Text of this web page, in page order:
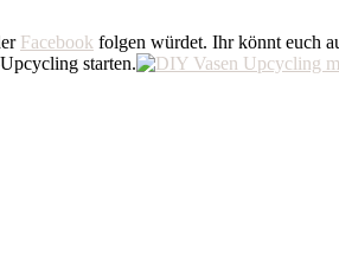
Facebook folgen würdet. Ihr könnt euch
starten.